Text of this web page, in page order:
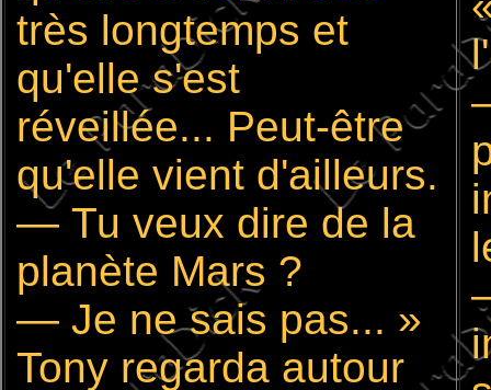
très longtemps et
qu'elle s'est
réveillée... Peut-être
qu'elle vient d'ailleurs.
— Tu veux dire de la
planète Mars ?
— Je ne sais pas... »
Tony regarda autour